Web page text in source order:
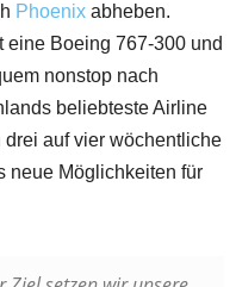
Phoenix abheben.
eine Boeing 767-300 und
nonstop nach
beliebteste Airline
drei auf vier wöchentliche
neue Möglichkeiten für